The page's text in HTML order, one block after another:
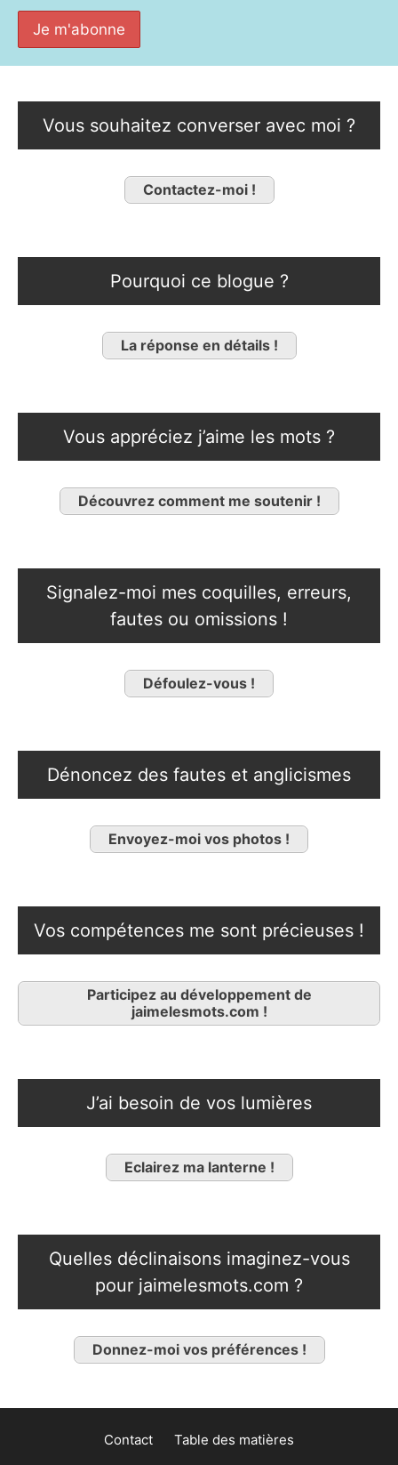
Vous souhaitez converser avec moi ?
Contactez-moi !
Pourquoi ce blogue ?
La réponse en détails !
Vous appréciez j’aime les mots ?
Découvrez comment me soutenir !
Signalez-moi mes coquilles, erreurs,
fautes ou omissions !
Défoulez-vous !
Dénoncez des fautes et anglicismes
Envoyez-moi vos photos !
Vos compétences me sont précieuses !
Participez au développement de
jaimelesmots.com !
J’ai besoin de vos lumières
Eclairez ma lanterne !
Quelles déclinaisons imaginez-vous
pour jaimelesmots.com ?
Donnez-moi vos préférences !
Contact Table des matières